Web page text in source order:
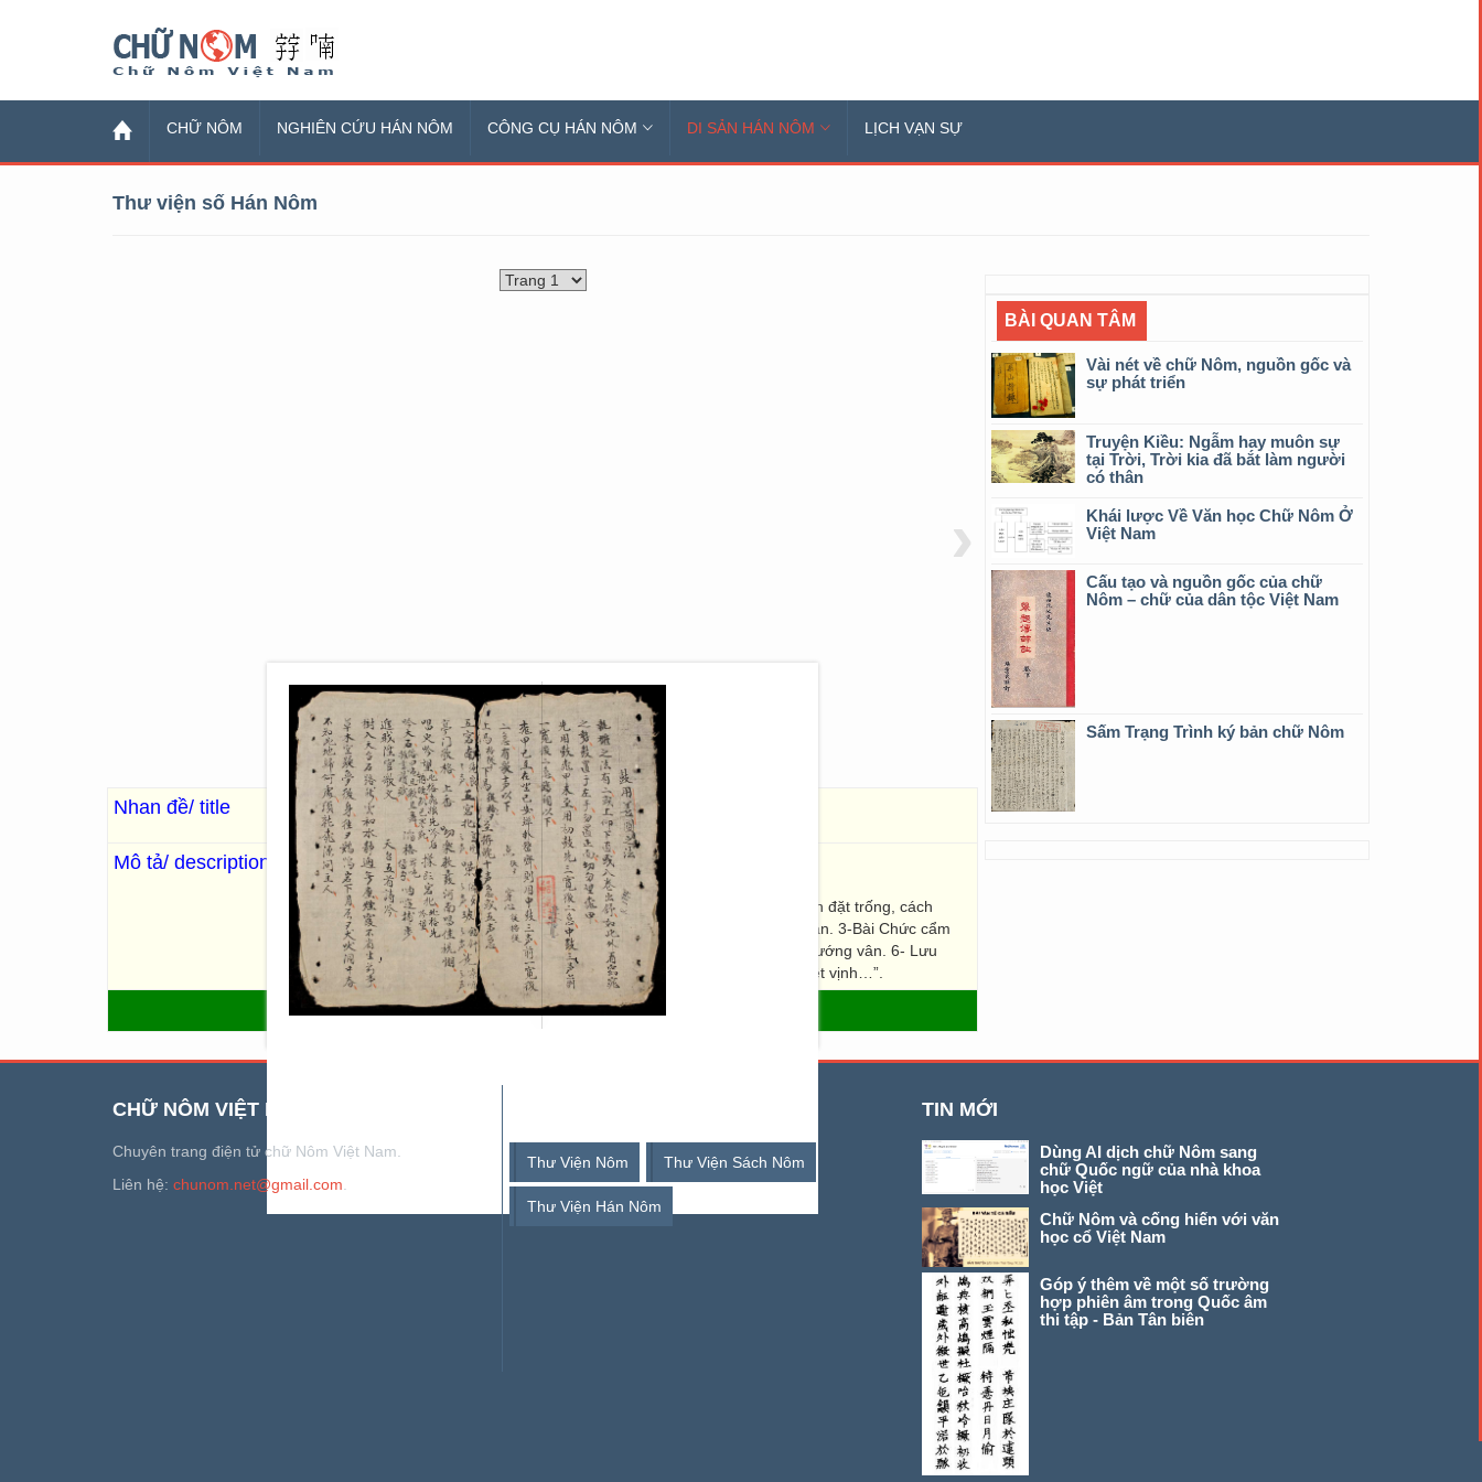
CHỮ NÔM NGHIÊN CỨU HÁN NÔM CÔNG CỤ HÁN NÔM DI SẢN HÁN NÔM LỊCH VẠN SỰ
Thư viện số Hán Nôm
›
Nhan đề/ title Cổ dụng thiện viên chi pháp 古用善圓之法
Mô tả/ description : Kntb. , Kn. [] . 85 Images; 27 x 16
“Sách ghi chép một số thơ ca, đề vịnh: 1- Cách đánh trống đệm khi hát, cách đặt trống, cách
đánh nhịp khoan, nhịp nhặt, cách điểm trống. 2- Tiến chức thăng quan ca văn. 3-Bài Chức cẩm
hồi văn. 4- Trung thu kỳ đồng vấn nguyệt. 5- Giáp Thìn niên hành nhân lữ hướng vân. 6- Lưu
Bình phú ngâm. 7- Tì bà cung ngâm tất. 8- Nhập tiên ca. 9- Trung thu nguyệt vịnh…”.
QUAY LẠI - THƯ VIỆN SỐ HÁN NÔM
BÀI QUAN TÂM
Vài nét về chữ Nôm, nguồn gốc và
sự phát triển
Truyện Kiều: Ngẫm hay muôn sự
tại Trời, Trời kia đã bắt làm người
có thân
Khái lược Về Văn học Chữ Nôm Ở
Việt Nam
Cấu tạo và nguồn gốc của chữ
Nôm – chữ của dân tộc Việt Nam
Sấm Trạng Trình ký bản chữ Nôm
CHỮ NÔM VIỆT NAM
Chuyên trang điện tử chữ Nôm Việt Nam.
Liên hệ: chunom.net@gmail.com
Thư Viện Nôm Thư Viện Sách Nôm
Thư Viện Hán Nôm
TIN MỚI
Dùng AI dịch chữ Nôm sang
chữ Quốc ngữ của nhà khoa
học Việt
Chữ Nôm và cống hiến với văn
học cổ Việt Nam
Góp ý thêm về một số trường
hợp phiên âm trong Quốc âm
thi tập - Bản Tân biên